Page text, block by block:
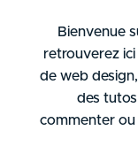
Bienvenue
retrouverez
de web
des tutos
commenter